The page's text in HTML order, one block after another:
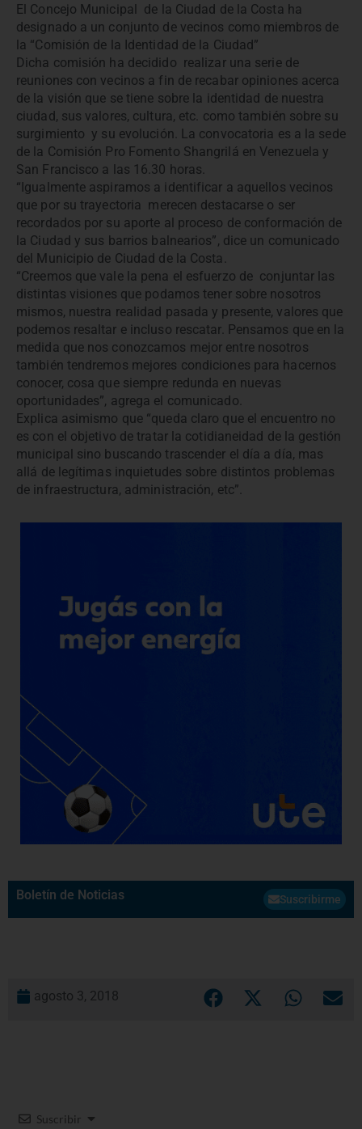
El Concejo Municipal de la Ciudad de la Costa ha
designado a un conjunto de vecinos como miembros de
la “Comisión de la Identidad de la Ciudad”
Dicha comisión ha decidido realizar una serie de
reuniones con vecinos a fin de recabar opiniones acerca
de la visión que se tiene sobre la identidad de nuestra
ciudad, sus valores, cultura, etc. como también sobre su
surgimiento y su evolución. La convocatoria es a la sede
de la Comisión Pro Fomento Shangrilá en Venezuela y
San Francisco a las 16.30 horas.
“Igualmente aspiramos a identificar a aquellos vecinos
que por su trayectoria merecen destacarse o ser
recordados por su aporte al proceso de conformación de
la Ciudad y sus barrios balnearios”, dice un comunicado
del Municipio de Ciudad de la Costa.
“Creemos que vale la pena el esfuerzo de conjuntar las
distintas visiones que podamos tener sobre nosotros
mismos, nuestra realidad pasada y presente, valores que
podemos resaltar e incluso rescatar. Pensamos que en la
medida que nos conozcamos mejor entre nosotros
también tendremos mejores condiciones para hacernos
conocer, cosa que siempre redunda en nuevas
oportunidades”, agrega el comunicado.
Explica asimismo que “queda claro que el encuentro no
es con el objetivo de tratar la cotidianeidad de la gestión
municipal sino buscando trascender el día a día, mas
allá de legítimas inquietudes sobre distintos problemas
de infraestructura, administración, etc”.
Boletín de Noticias Suscribirme
agosto 3, 2018
Suscribir